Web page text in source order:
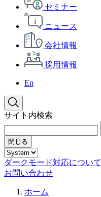
セミナー
ニュース
会社情報
採用情報
En
サイト内検索
閉じる
ダークモード対応について
お問い合わせ
ホーム